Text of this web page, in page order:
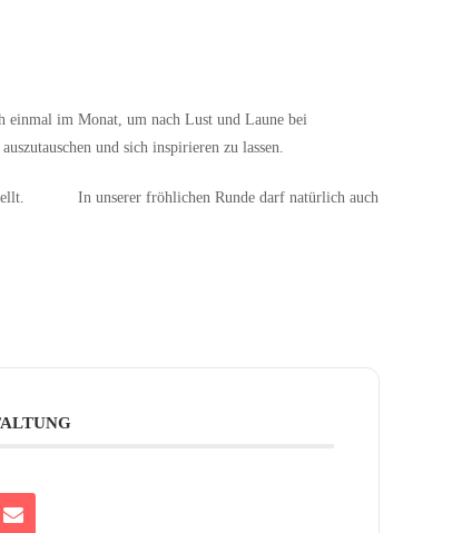
einmal im Monat, um nach Lust und Laune bei
und sich inspirieren zu lassen.
In unserer fröhlichen Runde darf natürlich auch